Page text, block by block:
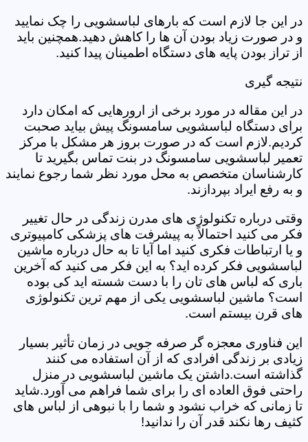
در این جا لازم است که بارهای لباسشویی را چک نمایید
و در صورت زیاد بودن آن ها را کاهش دهید.همچنین باید
از تراز بودن پایه های دستگاه اطمینان پیدا کنید.
نتیجه گیری
در این مقاله در مورد برخی از ارورهایی که امکان دارد
برای دستگاه لباسشویی سامسونگ پیش بیاید صحبت
کردیم.لازم است که در صورت بروز هر مشکل با مرکز
تعمیر لباسشویی سامسونگ در بنت تماس بگیرید تا
کارشناسان متخصص به محل مورد نظر شما رجوع نمایند
و به رفع ایراد بپردازند.
وقتی درباره تکنولوژی های مدرن زندگی در حال تغییر
فکر می کنید احتمالاً به پیشرفت های پزشکی کامپیوتری
و یا ارتباطات فکری کنید اما آیا تا به حال درباره ماشین
لباسشویی فکر کرده اید؟ به این فکر می کنید که آخرین
باری که لباس های تان را با دست شسته اید کی بوده
است؟ ماشین لباسشویی یکی از مهم ترین تکنولوژی
های قرن بیستم است.
این فناوری معجزه گر صرفه جویی در زمان تأثیر بسیار
زیادی بر زندگی افرادی که از آن استفاده می کنند
گذاشته است.داشتن یک ماشین لباسشویی در منزل
راحتی فوق العاده ای را برای شما فراهم می آورد.شاید
تا زمانی که خراب نشود و شما را با نبوهی از لباس های
کثیف رها نکند قدر آن را ندانید!